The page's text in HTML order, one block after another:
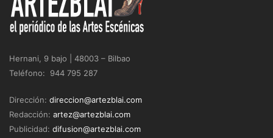
Hernani, 9 bajo | 48003 – Bilbao
Teléfono: 944 795 287
Dirección: direccion@artezblai.com
Redacción: artez@artezblai.com
Publicidad: difusion@artezblai.com